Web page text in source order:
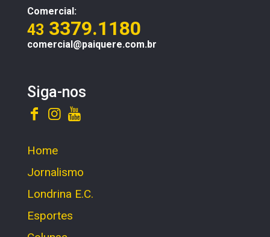
Comercial:
43 3379.1180
comercial@paiquere.com.br
Siga-nos
Home
Jornalismo
Londrina E.C.
Esportes